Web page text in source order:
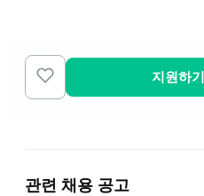
지원하기
관련 채용 공고